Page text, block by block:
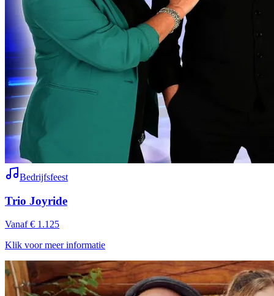
Bedrijfsfeest
Trio Joyride
Vanaf € 1.125
Klik voor meer informatie